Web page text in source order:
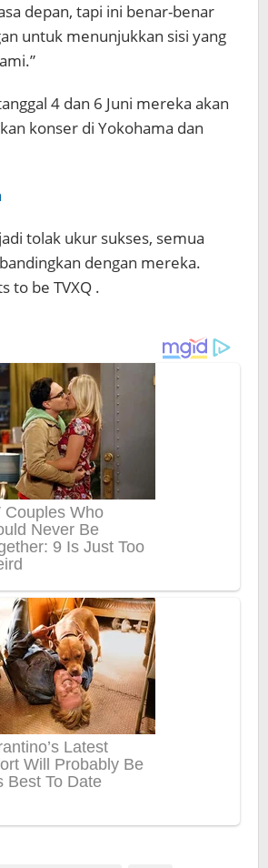
depan, tapi ini benar-benar
untuk menunjukkan sisi yang
4 dan 6 Juni mereka akan
konser di Yokohama dan
tolak ukur sukses, semua
dengan mereka.
to be TVXQ .